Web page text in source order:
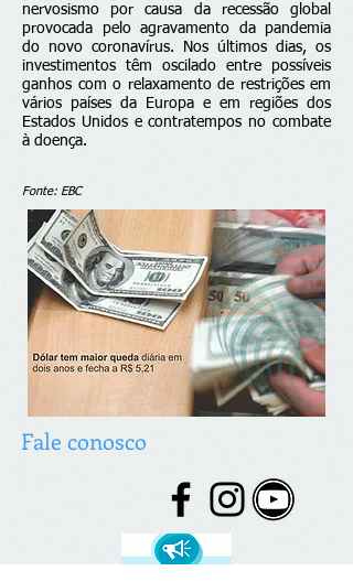
nervosismo por causa da recessão global
provocada pelo agravamento da pandemia
do novo coronavírus. Nos últimos dias, os
investimentos têm oscilado entre possíveis
ganhos com o relaxamento de restrições em
vários países da Europa e em regiões dos
Estados Unidos e contratempos no combate
à doença.
Fonte: EBC
Fale conosco